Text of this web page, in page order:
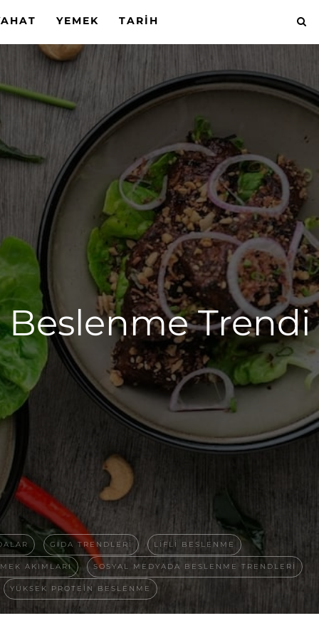
YEMEK TARIH
Beslenme Trendi
GIDA TRENDLERI LIFLI BESLENME
AKIMLARI SOSYAL MEDYADA BESLENME TRENDLERI
YÜKSEK PROTEIN BESLENME